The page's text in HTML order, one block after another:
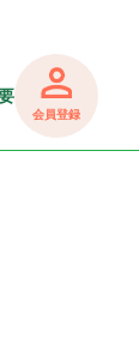
会員登録